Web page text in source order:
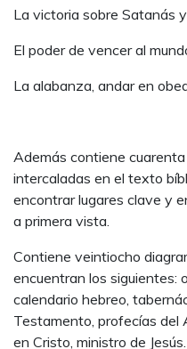
La victoria sobre Satanás
El poder de vencer al
La alabanza, andar en
Además contiene
intercaladas en el texto
encontrar lugares clave y
a primera vista.
Contiene veintiocho
encuentran los siguientes:
calendario hebreo,
Testamento, profecías del
en Cristo, ministro de Jesús.